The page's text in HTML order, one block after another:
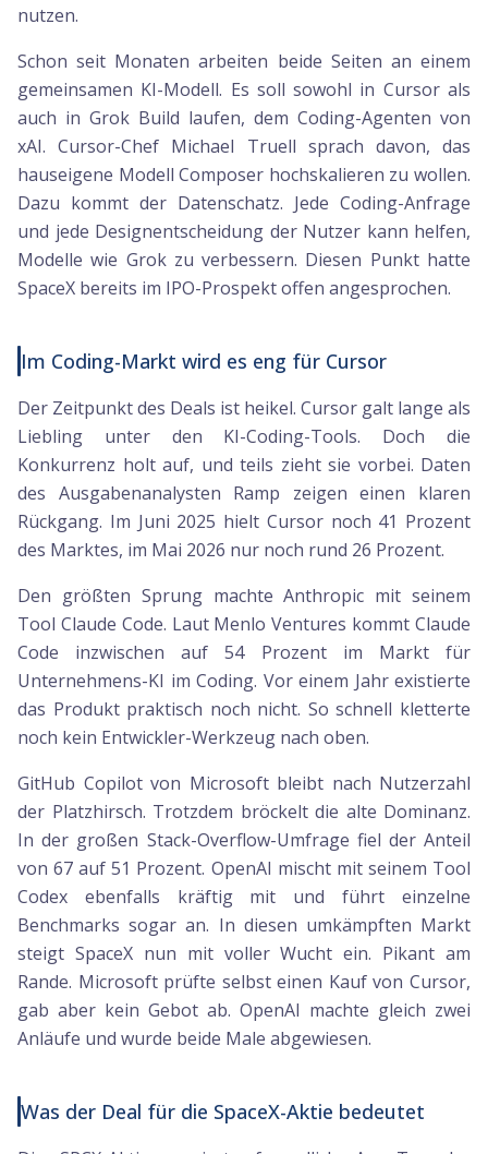
nutzen.
Schon seit Monaten arbeiten beide Seiten an einem
gemeinsamen KI-Modell. Es soll sowohl in Cursor als
auch in Grok Build laufen, dem Coding-Agenten von
xAI. Cursor-Chef Michael Truell sprach davon, das
hauseigene Modell Composer hochskalieren zu wollen.
Dazu kommt der Datenschatz. Jede Coding-Anfrage
und jede Designentscheidung der Nutzer kann helfen,
Modelle wie Grok zu verbessern. Diesen Punkt hatte
SpaceX bereits im IPO-Prospekt offen angesprochen.
Im Coding-Markt wird es eng für Cursor
Der Zeitpunkt des Deals ist heikel. Cursor galt lange als
Liebling unter den KI-Coding-Tools. Doch die
Konkurrenz holt auf, und teils zieht sie vorbei. Daten
des Ausgabenanalysten Ramp zeigen einen klaren
Rückgang. Im Juni 2025 hielt Cursor noch 41 Prozent
des Marktes, im Mai 2026 nur noch rund 26 Prozent.
Den größten Sprung machte Anthropic mit seinem
Tool Claude Code. Laut Menlo Ventures kommt Claude
Code inzwischen auf 54 Prozent im Markt für
Unternehmens-KI im Coding. Vor einem Jahr existierte
das Produkt praktisch noch nicht. So schnell kletterte
noch kein Entwickler-Werkzeug nach oben.
GitHub Copilot von Microsoft bleibt nach Nutzerzahl
der Platzhirsch. Trotzdem bröckelt die alte Dominanz.
In der großen Stack-Overflow-Umfrage fiel der Anteil
von 67 auf 51 Prozent. OpenAI mischt mit seinem Tool
Codex ebenfalls kräftig mit und führt einzelne
Benchmarks sogar an. In diesen umkämpften Markt
steigt SpaceX nun mit voller Wucht ein. Pikant am
Rande. Microsoft prüfte selbst einen Kauf von Cursor,
gab aber kein Gebot ab. OpenAI machte gleich zwei
Anläufe und wurde beide Male abgewiesen.
Was der Deal für die SpaceX-Aktie bedeutet